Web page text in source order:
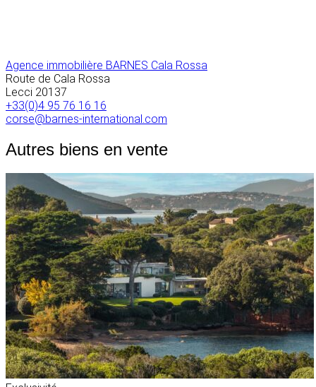
Agence immobilière BARNES Cala Rossa
Route de Cala Rossa
Lecci 20137
+33(0)4 95 76 16 16
corse@barnes-international.com
Autres biens en vente